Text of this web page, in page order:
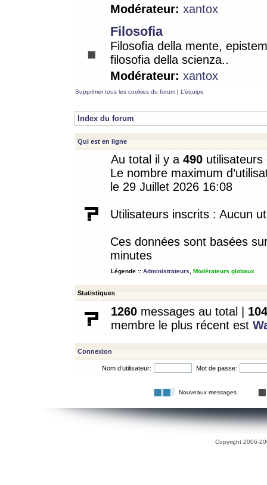
Modérateur: xantox
Filosofia
Filosofia della mente,
filosofia della scienza..
Modérateur: xantox
Supprimer tous les cookies du forum | L’équipe
Index du forum
Qui est en ligne
Au total il y a 490
Le nombre maximum
le 29 Juillet 2026 16:08
Utilisateurs inscrits : Aucun
Ces données sont basées
minutes
Légende :: Administrateurs Modérateurs globaux
Statistiques
1260 messages au total | 104
membre le plus récent est
Connexion
Nom d’utilisateur: Mot de passe:
Nouveaux messages
Copyright 2006-